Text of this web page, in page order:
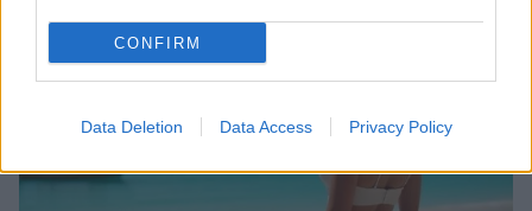
CONFIRM
Data Deletion Data Access Privacy Policy
PEOPLE